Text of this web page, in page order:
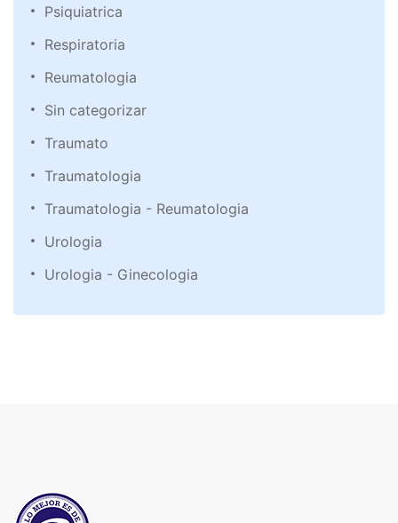
Psiquiatrica
Respiratoria
Reumatologia
Sin categorizar
Traumato
Traumatologia
Traumatologia - Reumatologia
Urologia
Urologia - Ginecologia